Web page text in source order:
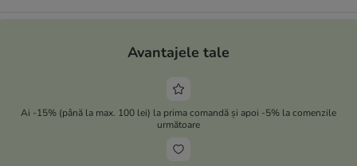
Avantajele tale
Ai -15% (până la max. 100 lei) la prima comandă și apoi -5% la comenzile
următoare